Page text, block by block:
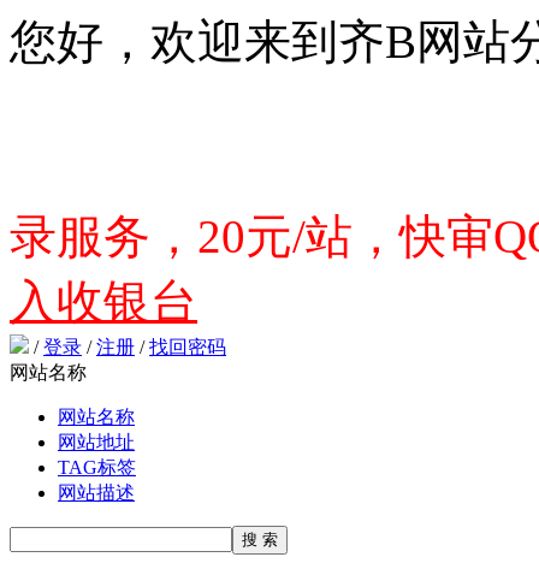
您好，欢迎来到齐B网站
录服务，20元/站，快审
入收银台
/登录 /注册 /找回密码
网站名称
网站名称
网站地址
TAG标签
网站描述